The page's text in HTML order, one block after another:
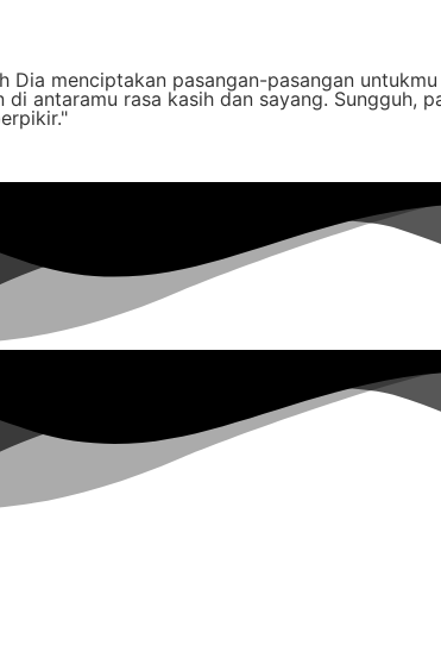
menciptakan pasangan-pasangan
antaramu rasa kasih dan sayang. Sungguh,